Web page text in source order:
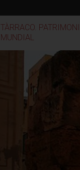
TÀRRACO. PATRIMONI
MUNDIAL